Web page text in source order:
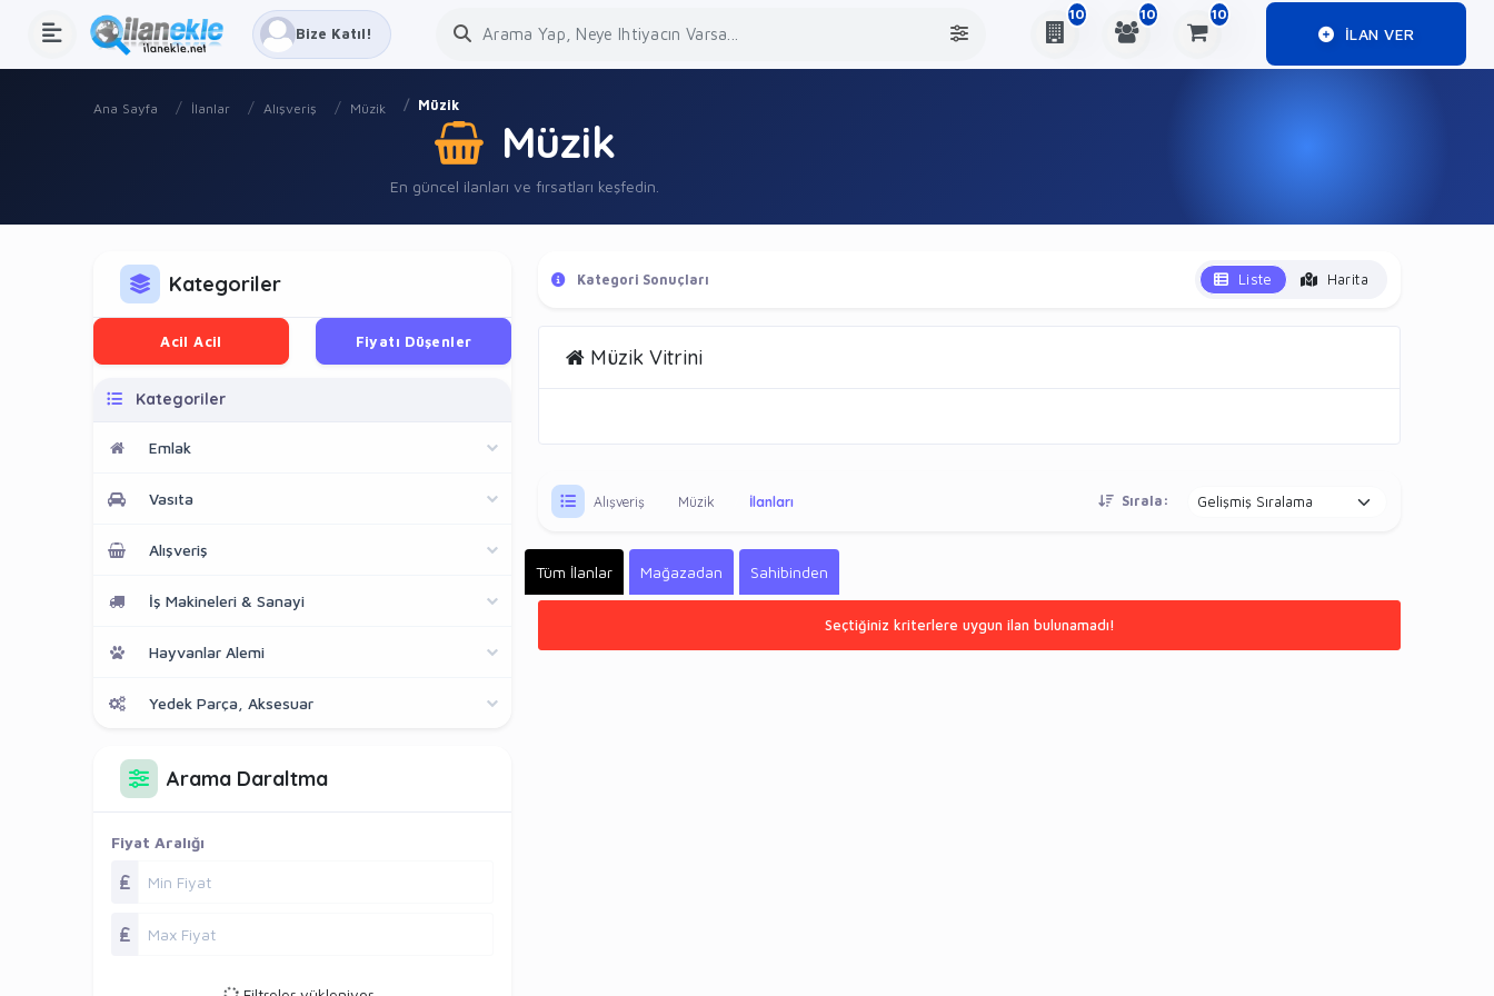
Bize Katıl!
10 10 10
ILAN VER
Ana Sayfa İlanlar Alışveriş Müzik Müzik
Müzik
En güncel ilanları ve fırsatları keşfedin.
Kategoriler
Acil Acil Fiyatı Düşenler
Kategoriler
Emlak
Vasıta
Alışveriş
İş Makineleri & Sanayi
Hayvanlar Alemi
Yedek Parça, Aksesuar
Arama Daraltma
Fiyat Aralığı
Kategori Sonuçları Liste Harita
Müzik Vitrini
Alışveriş Müzik İlanları Sırala:
Tüm İlanlar Mağazadan Sahibinden
Seçtiğiniz kriterlere uygun ilan bulunamadı!